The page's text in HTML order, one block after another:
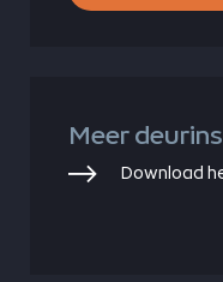
Meer
Download